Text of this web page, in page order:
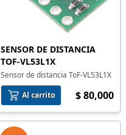
SENSOR DE DISTANCIA
TOF-VL53L1X
Sensor de distancia ToF-VL53L1X
Al carrito
$ 80,000